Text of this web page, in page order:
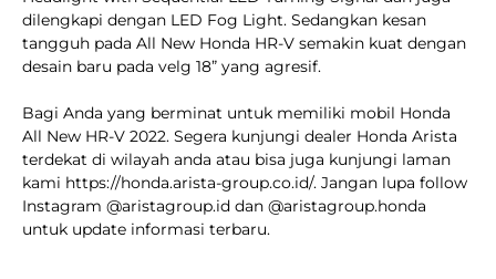
dilengkapi dengan LED Fog Light. Sedangkan kesan
tangguh pada All New Honda HR-V semakin kuat dengan
desain baru pada velg 18” yang agresif.
Bagi Anda yang berminat untuk memiliki mobil Honda
All New HR-V 2022. Segera kunjungi dealer Honda Arista
terdekat di wilayah anda atau bisa juga kunjungi laman
kami https://honda.arista-group.co.id/. Jangan lupa follow
Instagram @aristagroup.id dan @aristagroup.honda
untuk update informasi terbaru.